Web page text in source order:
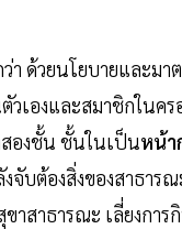
ด้วยนโยบายและม
เองและสมาชิกในค
สองชั้น ชั้นในเป็นหน้า
จับต้องสิ่งของสาธา
สาธารณะ เลี่ยงกา